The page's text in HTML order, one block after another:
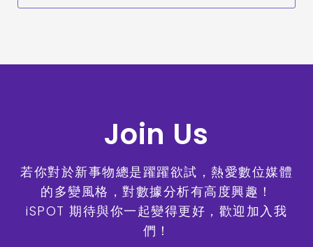
Join Us
若你對於新事物總是躍躍欲試，熱愛數位媒體
的多變風格，對數據分析有高度興趣！
iSPOT 期待與你一起變得更好，歡迎加入我
們！